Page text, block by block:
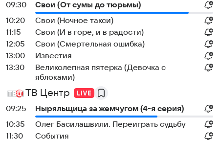
09:30
Свои (От сумы до тюрьмы)
10:20
Свои (Ночное такси)
11:15
Свои (И в горе, и в радости)
12:05
Свои (Смертельная ошибка)
13:00
Известия
13:30
Великолепная пятерка (Девочка с
яблоками)
ТВ Центр
09:25
Ныряльщица за жемчугом (4-я серия)
10:35
Олег Басилашвили. Переиграть судьбу
11:30
События